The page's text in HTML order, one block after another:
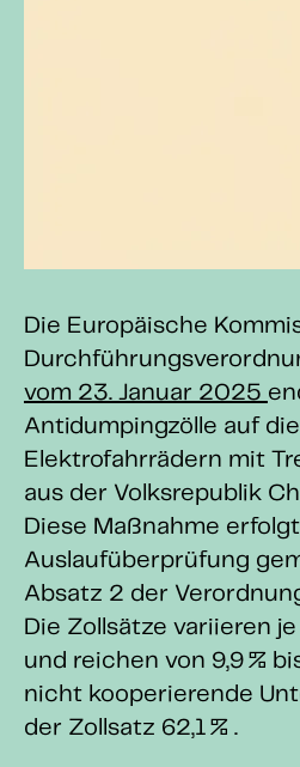
Die Europäische
vom 23. Januar 2025
Antidumpingzölle auf
Elektrofahrrädern mit
aus der Volksrepublik
Diese Maßnahme
Auslaufüberprüfung
Absatz 2 der
Die Zollsätze variieren
und reichen von 9,9 %
nicht kooperierende
der Zollsatz 62,1 % .